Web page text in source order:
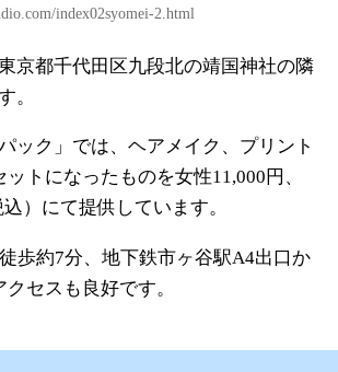
index02syomei-2.html
京都千代田区九段北の靖国神社の隣
。
ック」では、ヘアメイク、プリント
トになったものを女性11,000円、
）にて提供しています。
歩約7分、地下鉄市ヶ谷駅A4出口か
セスも良好です。